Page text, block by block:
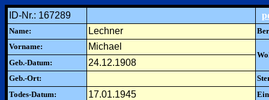
ID-Nr.: 167289
Name: Lechner
Vorname:
Michael
Geb.-Datum:
24.12.1908
Geb.-Ort:
Todes-Datum:
17.01.1945